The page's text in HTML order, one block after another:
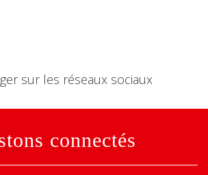
sur les réseaux sociaux
connectés